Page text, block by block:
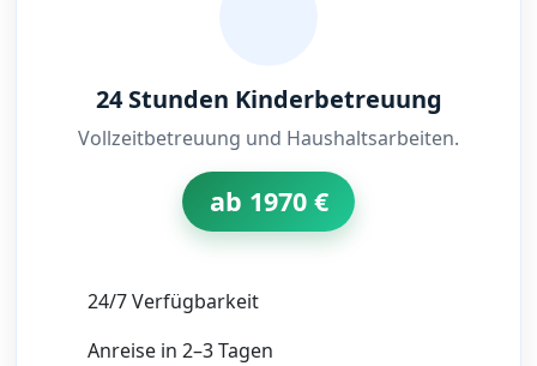
24 Stunden Kinderbetreuung
Vollzeitbetreuung und Haushaltsarbeiten.
ab 1970 €
24/7 Verfügbarkeit
Anreise in 2–3 Tagen